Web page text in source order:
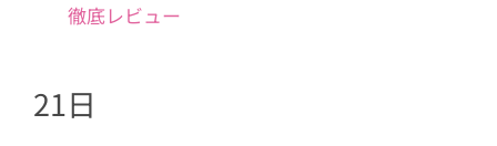
徹底レビュー
21日